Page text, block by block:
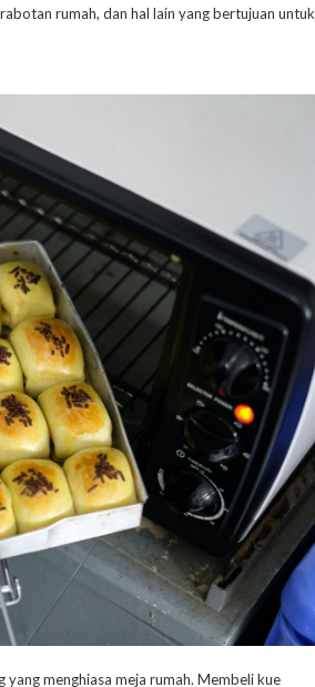
rumah, dan hal lain yang bertujuan untuk
menghiasa meja rumah. Membeli kue